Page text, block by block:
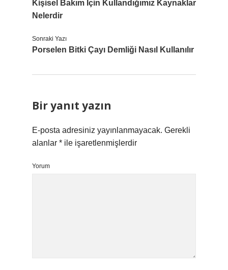
Kişisel Bakım Için Kullandığımız Kaynaklar
Nelerdir
Sonraki Yazı
Porselen Bitki Çayı Demliği Nasıl Kullanılır
Bir yanıt yazın
E-posta adresiniz yayınlanmayacak. Gerekli
alanlar * ile işaretlenmişlerdir
Yorum